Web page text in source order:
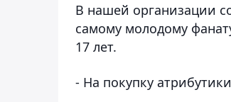
В нашей организации
самому молодому
17 лет.
- На покупку